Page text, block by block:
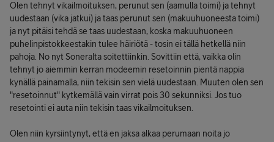
Olen tehnyt vikailmoituksen, perunut sen (aamulla toimi) ja tehnyt
uudestaan (vika jatkui) ja taas perunut sen (makuuhuoneesta toimi)
ja nyt pitäisi tehdä se taas uudestaan, koska makuuhuoneen
puhelinpistokkeestakin tulee häiriötä - tosin ei tällä hetkellä niin
pahoja. No nyt Soneralta soitettiinkin. Sovittiin että, vaikka olin
tehnyt jo aiemmin kerran modeemin resetoinnin pientä nappia
kynällä painamalla, niin tekisin sen vielä uudestaan. Muuten olen sen
"resetoinnut" kytkemällä vain virrat pois 30 sekunniksi. Jos tuo
resetointi ei auta niin tekisin taas vikailmoituksen.
Olen niin kyrsiintynyt, että en jaksa alkaa perumaan noita jo